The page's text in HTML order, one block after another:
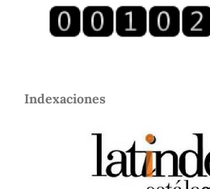
Indexaciones